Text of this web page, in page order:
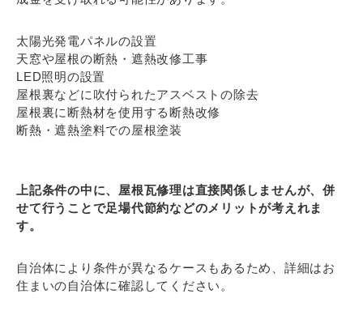
太陽光発電パネルの設置
天窓や屋根の断熱・遮熱改修工事
LED照明の設置
屋根裏などに吹付られたアスベストの除去
屋根裏に断熱材を使用する断熱改修
断熱・遮熱塗料での屋根塗装
上記条件の中に、屋根瓦修理は直接関係しませんが、併
せて行うことで足場代節約などのメリットが考えれま
す。
自治体により条件が異なるケースもあるため、詳細はお
住まいの自治体に確認してください。